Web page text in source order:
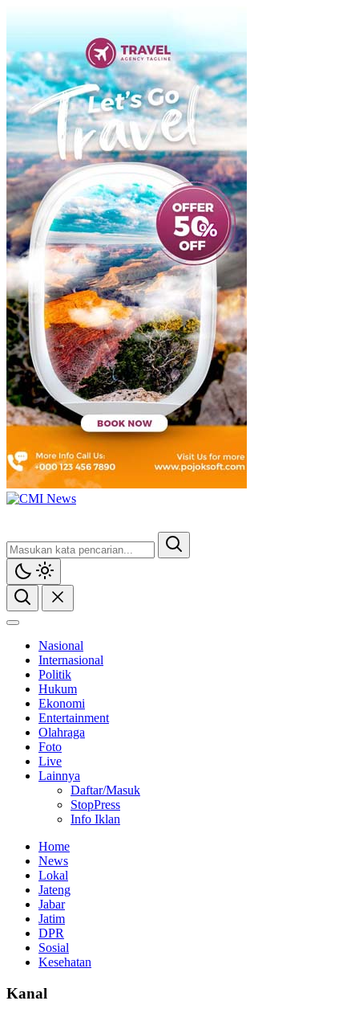
Nasional
Internasional
Politik
Hukum
Ekonomi
Entertainment
Olahraga
Foto
Live
Lainnya
Daftar/Masuk
StopPress
Info Iklan
Home
News
Lokal
Jateng
Jabar
Jatim
DPR
Sosial
Kesehatan
Kanal